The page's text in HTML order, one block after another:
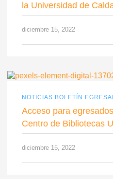
la Universidad de
diciembre 15, 2022
NOTICIAS BOLETÍN
Acceso para
Centro de Bibliotecas
diciembre 15, 2022